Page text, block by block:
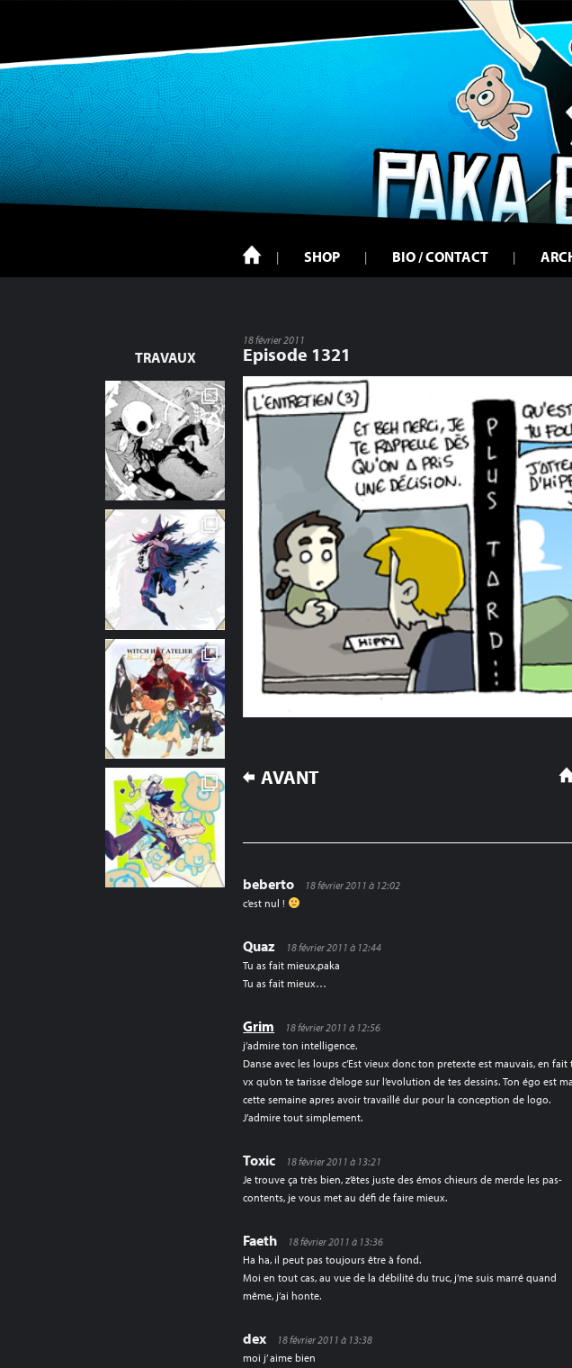
SHOP BIO / CONTACT
TRAVAUX
18 février 2011
Episode 1321
NAVIGATION
AVANT
beberto
18 février 2011 à 12:02
c’est nul !
Quaz
18 février 2011 à 12:44
Tu as fait mieux,paka
Tu as fait mieux…
Grim
18 février 2011 à 12:56
j’admire ton intelligence.
Danse avec les loups c’Est vieux donc ton pretexte est mauvais, en fait
vx qu’on te tarisse d’eloge sur l’evolution de tes dessins. Ton égo est
cette semaine apres avoir travaillé dur pour la conception de logo.
J’admire tout simplement.
Toxic
18 février 2011 à 13:21
Je trouve ça très bien, z’êtes juste des émos chieurs de merde les pas-
contents, je vous met au défi de faire mieux.
Faeth
18 février 2011 à 13:36
Ha ha, il peut pas toujours être à fond.
Moi en tout cas, au vue de la débilité du truc, j’me suis marré quand
même, j’ai honte.
dex
18 février 2011 à 13:38
moi j’ aime bien